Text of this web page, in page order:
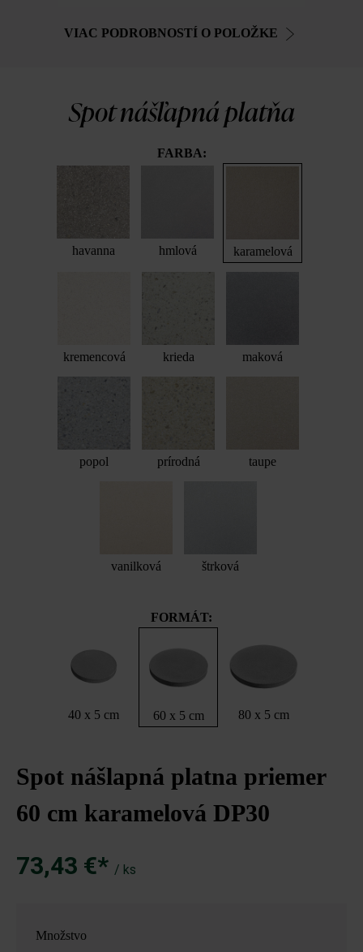
VIAC PODROBNOSTÍ O POLOŽKE
Spot nášľapná platňa
FARBA:
havanna hmlová karamelová
kremencová krieda maková
popol prírodná taupe
vanilková štrková
FORMÁT:
40 x 5 cm 60 x 5 cm 80 x 5 cm
Spot nášlapná platna priemer
60 cm karamelová DP30
73,43 €* / ks
Množstvo